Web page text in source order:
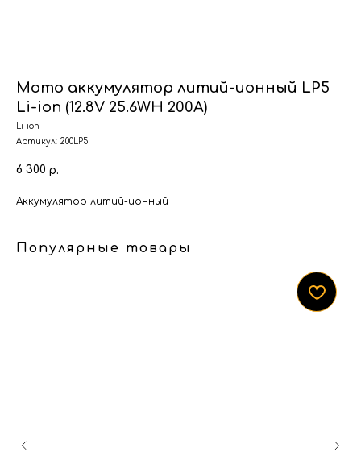
Мото аккумулятор литий-ионный LP5
Li-ion (12.8V 25.6WH 200A)
Li-ion
Артикул: 200LP5
6 300 р.
Аккумулятор литий-ионный
Популярные товары